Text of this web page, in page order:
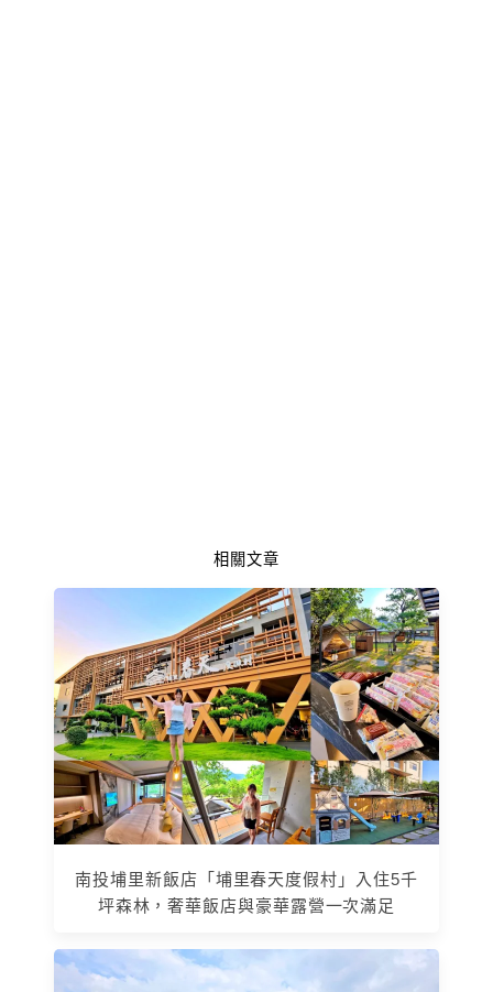
相關文章
南投埔里新飯店「埔里春天度假村」入住5千
坪森林，奢華飯店與豪華露營一次滿足